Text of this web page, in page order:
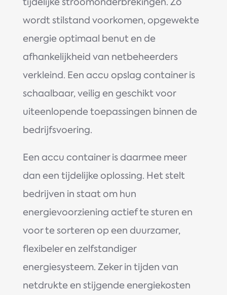
wordt stilstand voorkomen, opgewekte
energie optimaal benut en de
afhankelijkheid van netbeheerders
verkleind. Een accu opslag container is
schaalbaar, veilig en geschikt voor
uiteenlopende toepassingen binnen de
bedrijfsvoering.
Een accu container is daarmee meer
dan een tijdelijke oplossing. Het stelt
bedrijven in staat om hun
energievoorziening actief te sturen en
voor te sorteren op een duurzamer,
flexibeler en zelfstandiger
energiesysteem. Zeker in tijden van
netdrukte en stijgende energiekosten